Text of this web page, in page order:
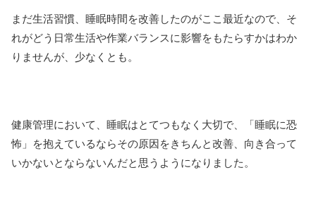
まだ生活習慣、睡眠時間を改善したのがここ最近なので、そ
れがどう日常生活や作業バランスに影響をもたらすかはわか
りませんが、少なくとも。
健康管理において、睡眠はとてつもなく大切で、「睡眠に恐
怖」を抱えているならその原因をきちんと改善、向き合って
いかないとならないんだと思うようになりました。